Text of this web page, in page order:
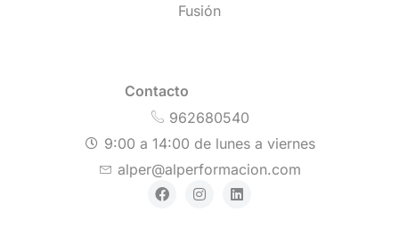
Fusión
Contacto
962680540
9:00 a 14:00 de lunes a viernes
alper@alperformacion.com